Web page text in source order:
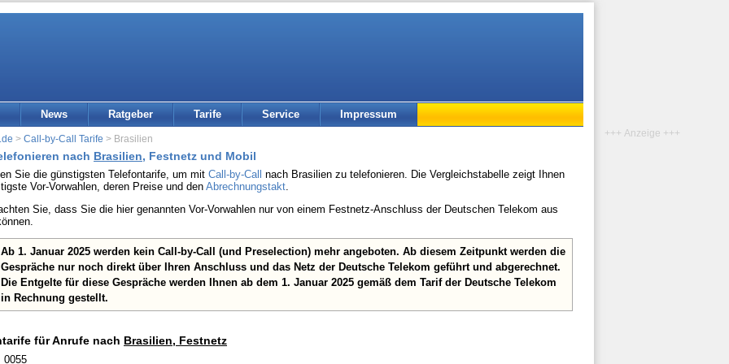
News Ratgeber Tarife Service Impressum
> Call-by-Call Tarife > Brasilien
nach Brasilien, Festnetz und Mobil
Sie die günstigsten Telefontarife, um mit Call-by-Call
nach Brasilien zu telefonieren. Die Vergleichstabelle zeigt Ihnen
Vor-Vorwahlen, deren Preise und den Abrechnungstakt
Sie, dass Sie die hier genannten Vor-Vorwahlen nur von einem Festnetz-Anschluss der Deutschen Telekom aus
Ab 1. Januar 2025 werden kein Call-by-Call (und Preselection) mehr angeboten. Ab diesem Zeitpunkt werden die
Gespräche nur noch direkt über Ihren Anschluss und das Netz der Deutsche Telekom geführt und abgerechnet.
Die Entgelte für diese Gespräche werden Ihnen ab dem 1. Januar 2025 gemäß dem Tarif der Deutsche Telekom
in Rechnung gestellt.
für Anrufe nach Brasilien, Festnetz
0055
+++ Anzeige +++